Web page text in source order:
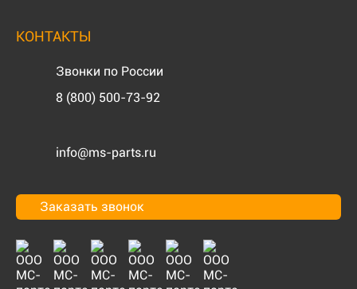
КОНТАКТЫ
Звонки по России
8 (800) 500-73-92
info@ms-parts.ru
Заказать звонок